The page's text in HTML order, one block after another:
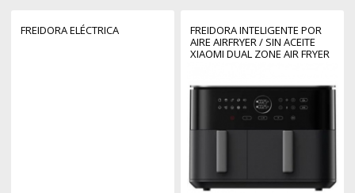
FREIDORA ELÉCTRICA
FREIDORA INTELIGENTE POR
AIRE AIRFRYER / SIN ACEITE
XIAOMI DUAL ZONE AIR FRYER